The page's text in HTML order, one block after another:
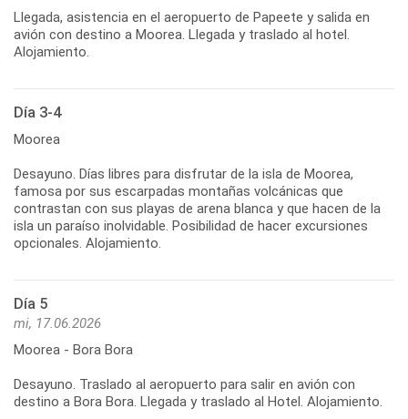
Llegada, asistencia en el aeropuerto de Papeete y salida en
avión con destino a Moorea. Llegada y traslado al hotel.
Día 3-4
Moorea
Desayuno. Días libres para disfrutar de la isla de Moorea,
famosa por sus escarpadas montañas volcánicas que
contrastan con sus playas de arena blanca y que hacen de la
isla un paraíso inolvidable. Posibilidad de hacer excursiones
Día 5
mi, 17.06.2026
Moorea - Bora Bora
Desayuno. Traslado al aeropuerto para salir en avión con